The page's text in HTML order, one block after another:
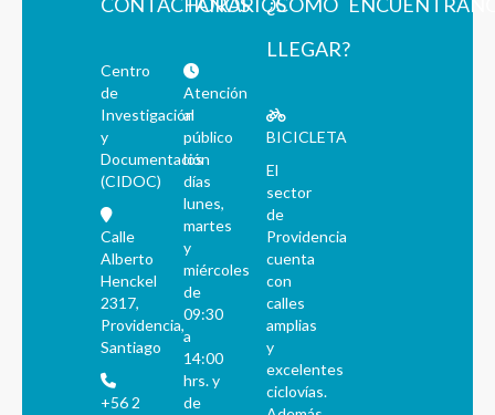
Centro
de
Investigación
y
Documentación
(CIDOC)
Calle
Alberto
Henckel
2317,
Providencia,
Santiago
+56 2
Atención
al
público
los
días
lunes,
martes
y
miércoles
de
09:30
a
14:00
hrs. y
de
LLEGAR?
BICICLETA
El
sector
de
Providencia
cuenta
con
calles
amplias
y
excelentes
ciclovías.